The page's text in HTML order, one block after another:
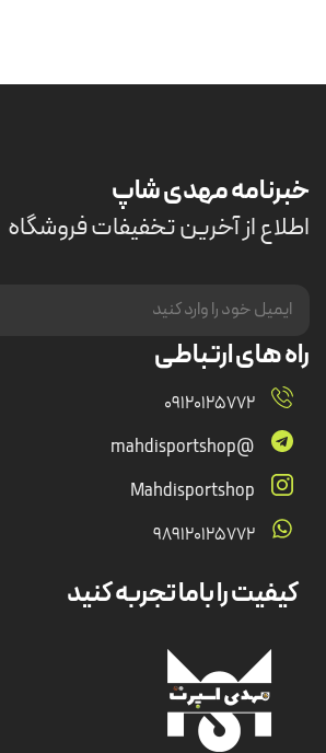
خبرنامه مهدی شاپ
اطلاع از آخرین تخفیفات فروشگاه
راه های ارتباطی
09120125772
@mahdisportshop
Mahdisportshop
989120125772
کیفیت را باما تجربه کنید